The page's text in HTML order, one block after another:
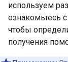
используем
ознакомьтесь
чтобы
получения